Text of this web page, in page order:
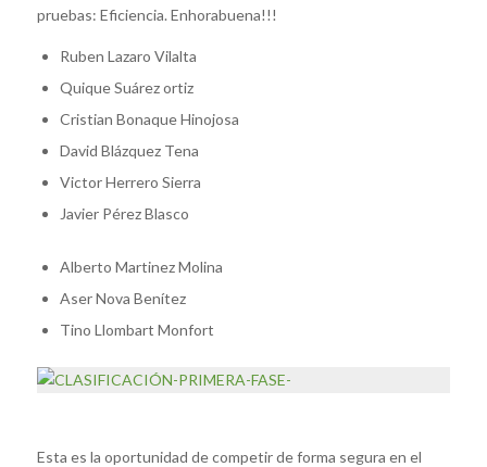
pruebas: Eficiencia. Enhorabuena!!!
Ruben Lazaro Vilalta
Quique Suárez ortiz
Cristian Bonaque Hinojosa
David Blázquez Tena
Victor Herrero Sierra
Javier Pérez Blasco
Alberto Martinez Molina
Aser Nova Benítez
Tino Llombart Monfort
Esta es la oportunidad de competir de forma segura en el